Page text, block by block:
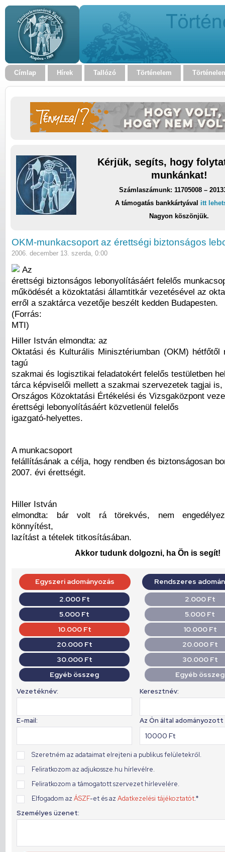
Címlap Hírek Tallózó Történelem
Kérjük, segíts, hogy
munkánkat!
Számlaszámunk: 11705008 –
A támogatás bankkártyával itt
Nagyon köszönjük.
OKM-munkacsoport az érettségi biztonságos
2006. december 13. szerda, 0:00
Az
érettségi biztonságos lebonyolításáért felelős
működését a közoktatási államtitkár vezetésével az
erről a szaktárca vezetője beszélt kedden Budapesten.
(Forrás:
MTI)
Hiller István elmondta: az
Oktatási és Kulturális Minisztériumban (OKM) hétfőtől
tagú
szakmai és logisztikai feladatokért felelős testületben
tárca képviselői mellett a szakmai szervezetek tagjai
Országos Közoktatási Értékelési és Vizsgaközpont
érettségi lebonyolításáért közvetlenül felelős
igazgató-helyettes.
A munkacsoport
felállításának a célja, hogy rendben és biztonságosan
2007. évi érettségit.
Hiller István
elmondta: bár volt rá törekvés, nem
könnyítést,
lazítást a tételek titkosításában.
Akkor tudunk dolgozni, ha Ön is segít!